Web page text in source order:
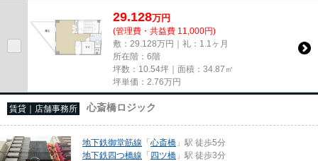
尚、弊社ではおとり広告は一切...
29.128万円
(管理費・共益費 11,000円)
敷：29.128万円｜礼：1.1ヶ月
所在階：6階
坪数：10.54坪｜面積：34.87㎡
坪単価： 2.76万円
賃貸｜店舗事務所 心斎橋ロジック
地下鉄御堂筋線 「心斎橋 」駅 徒歩5分
地下鉄四つ橋線 「四ツ橋 」駅 徒歩3分